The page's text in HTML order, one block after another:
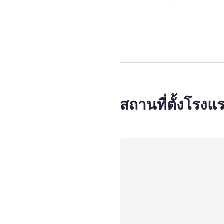
สถานที่ตั้งโรงแ